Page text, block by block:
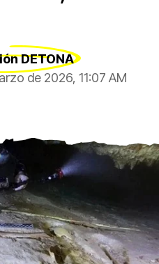
DETONA
de 2026, 11:07 AM